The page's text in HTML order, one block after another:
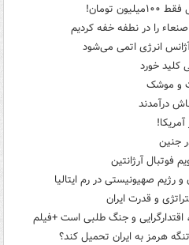
تومان!
را در نطفه خفه کردیم
انرژی اتمی می‌شود
کلید خورد
و موشک
درآمدند
جنین
فوتبال آرژانتین
رژیم صهیونیستی در رم ایتالیا
و قدرت ایران
اقتدارگرایی و جنگ طلبی است +فیلم
تنگه هرمز به ایران تحمیل کند؟